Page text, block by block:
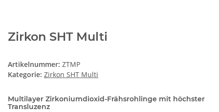
Zirkon SHT Multi
Artikelnummer: ZTMP
Kategorie: Zirkon SHT Multi
Multilayer Zirkoniumdioxid-Frähsrohlinge mit höchster
Transluzenz